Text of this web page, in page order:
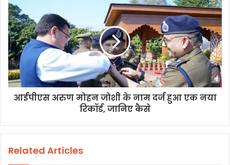
s
आईपीएस अरुण मोहन जोशी के नाम दर्ज हुआ एक नया
रिकॉर्ड, जानिए कैसे
Related Articles